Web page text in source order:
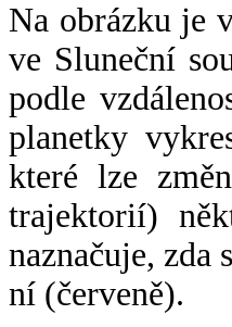
Na obrázku je
ve Sluneční
podle
planetky
které lze
trajektorií)
naznačuje, zda
ní (červeně).